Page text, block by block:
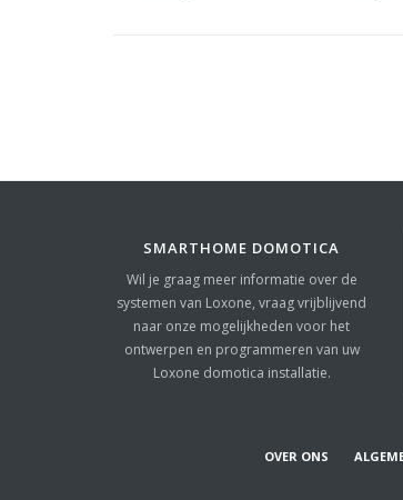
SMARTHOME DOMOTICA
Wil je graag meer informatie over de
systemen van Loxone, vraag vrijblijvend
naar onze mogelijkheden voor het
ontwerpen en programmeren van uw
Loxone domotica installatie.
OVER ONS